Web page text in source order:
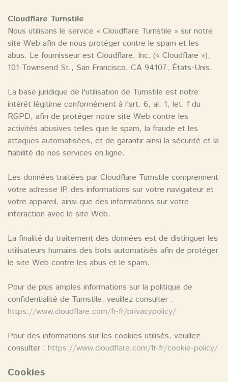
Cloudflare Turnstile
Nous utilisons le service « Cloudflare Turnstile » sur notre
site Web afin de nous protéger contre le spam et les
abus. Le fournisseur est Cloudflare, Inc. (« Cloudflare »),
101 Townsend St., San Francisco, CA 94107, États-Unis.
La base juridique de l'utilisation de Turnstile est notre
intérêt légitime conformément à l'art. 6, al. 1, let. f du
RGPD, afin de protéger notre site Web contre les
activités abusives telles que le spam, la fraude et les
attaques automatisées, et de garantir ainsi la sécurité et la
fiabilité de nos services en ligne.
Les données traitées par Cloudflare Turnstile comprennent
votre adresse IP, des informations sur votre navigateur et
votre appareil, ainsi que des informations sur votre
interaction avec le site Web.
La finalité du traitement des données est de distinguer les
utilisateurs humains des bots automatisés afin de protéger
le site Web contre les abus et le spam.
Pour de plus amples informations sur la politique de
confidentialité de Turnstile, veuillez consulter :
https://www.cloudflare.com/fr-fr/privacypolicy/
Pour des informations sur les cookies utilisés, veuillez
consulter : https://www.cloudflare.com/fr-fr/cookie-policy/
Cookies